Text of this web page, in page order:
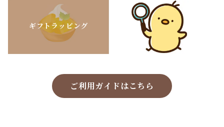
ギフトラッピング
ご利用ガイドはこちら